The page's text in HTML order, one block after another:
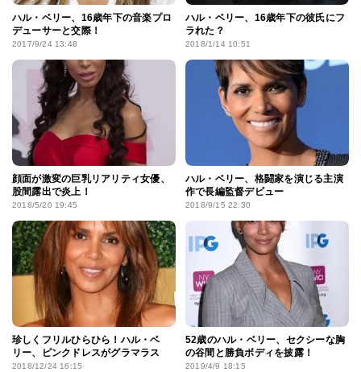
ハル・ベリー、16歳年下の音楽プロ
デューサーと交際！
2017/9/24 13:48
ハル・ベリー、16歳年下の彼氏にフ
ラれた？
2018/1/14 10:51
顔面が激変の巨乳リアリティ女優、
股間露出で炎上！
2018/5/20 19:45
ハル・ベリー、格闘家を演じる主演
作で長編監督デビュー
2018/9/15 22:30
珍しくフリルひらひら！ハル・ベ
リー、ピンクドレスがグラマラス
2018/12/24 16:15
52歳のハル・ベリー、セクシーな胸
の谷間と勝負ボディを披露！
2019/4/9 18:15